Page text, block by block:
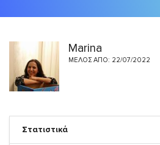
Marina
ΜΈΛΟΣ ΑΠΌ: 22/07/2022
Στατιστικά